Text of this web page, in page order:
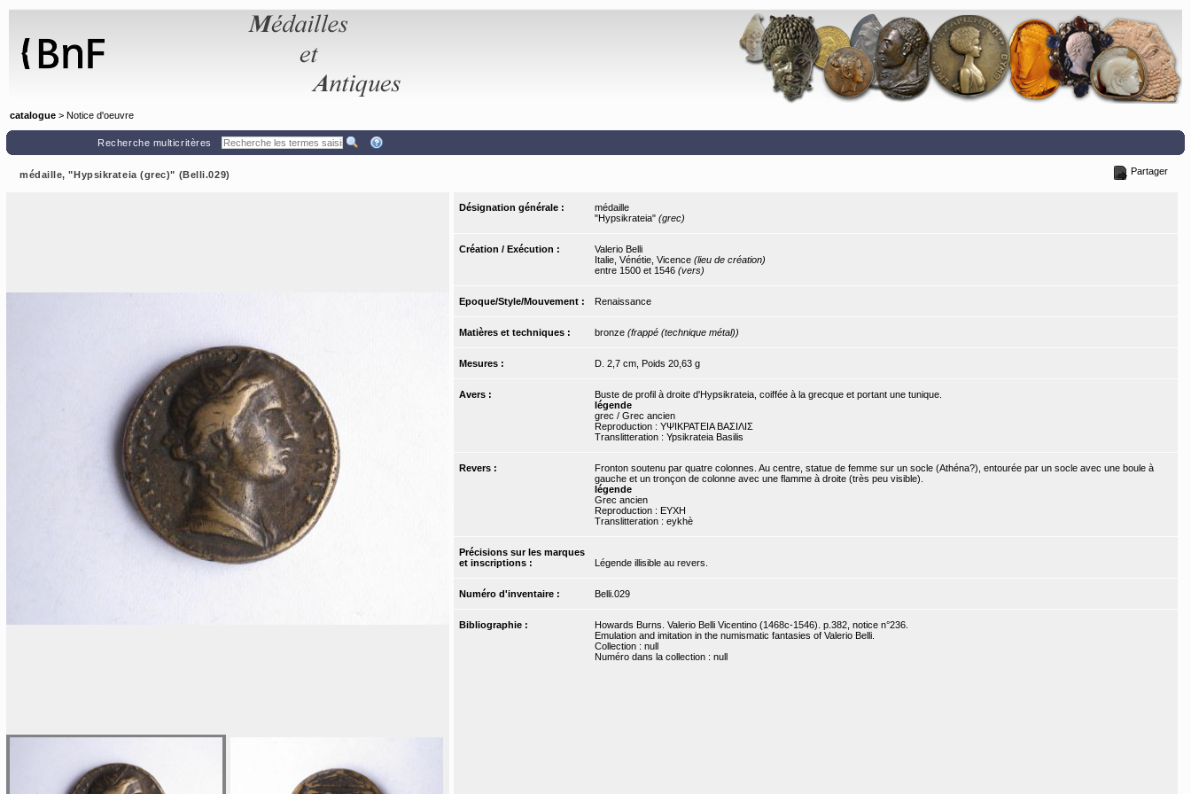
catalogue > Notice d'oeuvre
Recherche multicritères
médaille, "Hypsikrateia (grec)" (Belli.029) Partager
Désignation générale :
médaille
"Hypsikrateia" (grec)
Création / Exécution :
Valerio Belli
Italie, Vénétie, Vicence (lieu de création)
entre 1500 et 1546 (vers)
Epoque/Style/Mouvement : Renaissance
Matières et techniques : bronze (frappé (technique métal))
Mesures : D. 2,7 cm, Poids 20,63 g
Avers :
Buste de profil à droite d'Hypsikrateia, coiffée à la grecque et portant une tunique.
légende
grec / Grec ancien
Reproduction : ΥΨΙΚΡΑΤΕΙΑ ΒΑΣΙΛΙΣ
Translitteration : Ypsikrateia Basilis
Revers :
Fronton soutenu par quatre colonnes. Au centre, statue de femme sur un socle (Athéna?), entourée par un socle avec une boule à
gauche et un tronçon de colonne avec une flamme à droite (très peu visible).
légende
Grec ancien
Reproduction : EYXH
Translitteration : eykhè
Précisions sur les marques
et inscriptions :
Légende illisible au revers.
Numéro d'inventaire : Belli.029
Bibliographie :
Howards Burns. Valerio Belli Vicentino (1468c-1546). p.382, notice n°236.
Emulation and imitation in the numismatic fantasies of Valerio Belli.
Collection : null
Numéro dans la collection : null